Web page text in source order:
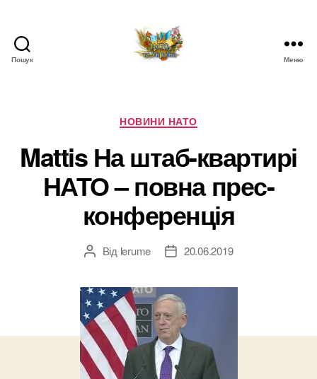
Пошук
Новини
про
НАТО
в
Україні
Меню
Категорії
НОВИНИ НАТО
Mattis На штаб-квартирі
НАТО – повна прес-
конференція
Автор
Від lerume
Дата20.06.2019